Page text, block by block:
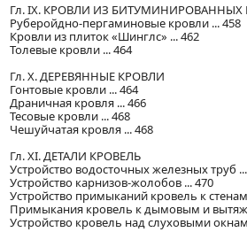
Гл. IX. КРОВЛИ ИЗ
Руберойдно-пергаминовые кровли ... 458
Кровли из плиток «Шинглс» ... 462
Толевые кровли ... 464
Гл. X. ДЕРЕВЯННЫЕ КРОВЛИ
Гонтовые кровли ... 464
Драничная кровля ... 466
Тесовые кровли ... 468
Чешуйчатая кровля ... 468
Гл. XI. ДЕТАЛИ КРОВЕЛЬ
Устройство водосточных железных труб
Устройство карнизов-жолобов ... 470
Устройство примыканий кровель к
Примыкания кровель к дымовым и
Устройство кровель над слуховыми